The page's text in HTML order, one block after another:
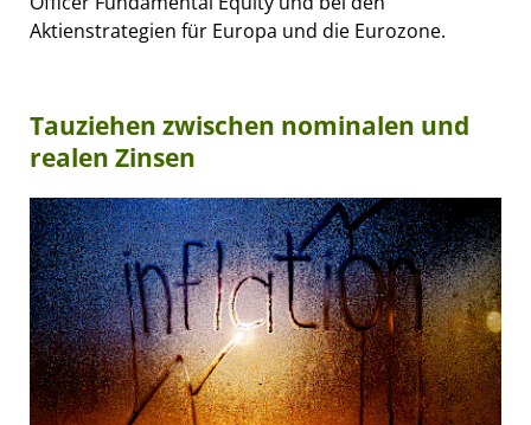
Aktienstrategien für Europa und die Eurozone.
Tauziehen zwischen nominalen und
realen Zinsen